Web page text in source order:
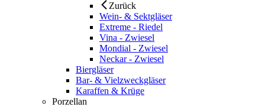
Zurück
Wein- & Sektgläser
Extreme - Riedel
Vina - Zwiesel
Mondial - Zwiesel
Neckar - Zwiesel
Biergläser
Bar- & Vielzweckgläser
Karaffen & Krüge
Porzellan